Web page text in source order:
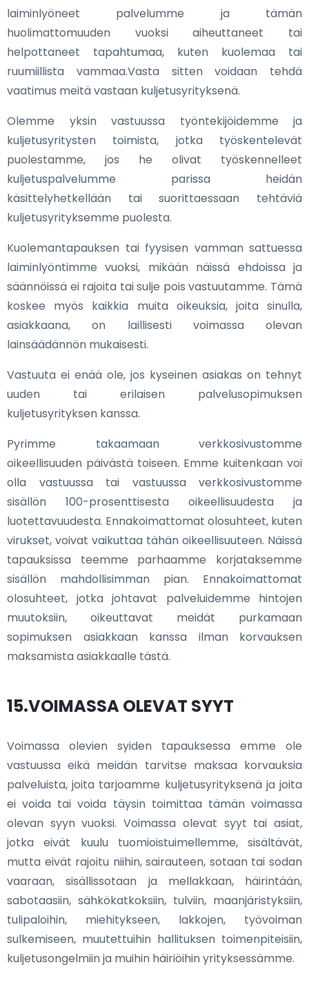
laiminlyöneet palvelumme ja tämän
huolimattomuuden vuoksi aiheuttaneet tai
helpottaneet tapahtumaa, kuten kuolemaa tai
ruumiillista vammaa.Vasta sitten voidaan tehdä
vaatimus meitä vastaan kuljetusyrityksenä.
Olemme yksin vastuussa työntekijöidemme ja
kuljetusyritysten toimista, jotka työskentelevät
puolestamme, jos he olivat työskennelleet
kuljetuspalvelumme parissa heidän
käsittelyhetkellään tai suorittaessaan tehtäviä
kuljetusyrityksemme puolesta.
Kuolemantapauksen tai fyysisen vamman sattuessa
laiminlyöntimme vuoksi, mikään näissä ehdoissa ja
säännöissä ei rajoita tai sulje pois vastuutamme. Tämä
koskee myös kaikkia muita oikeuksia, joita sinulla,
asiakkaana, on laillisesti voimassa olevan
lainsäädännön mukaisesti.
Vastuuta ei enää ole, jos kyseinen asiakas on tehnyt
uuden tai erilaisen palvelusopimuksen
kuljetusyrityksen kanssa.
Pyrimme takaamaan verkkosivustomme
oikeellisuuden päivästä toiseen. Emme kuitenkaan voi
olla vastuussa tai vastuussa verkkosivustomme
sisällön 100-prosenttisesta oikeellisuudesta ja
luotettavuudesta. Ennakoimattomat olosuhteet, kuten
virukset, voivat vaikuttaa tähän oikeellisuuteen. Näissä
tapauksissa teemme parhaamme korjataksemme
sisällön mahdollisimman pian. Ennakoimattomat
olosuhteet, jotka johtavat palveluidemme hintojen
muutoksiin, oikeuttavat meidät purkamaan
sopimuksen asiakkaan kanssa ilman korvauksen
maksamista asiakkaalle tästä.
15.VOIMASSA OLEVAT SYYT
Voimassa olevien syiden tapauksessa emme ole
vastuussa eikä meidän tarvitse maksaa korvauksia
palveluista, joita tarjoamme kuljetusyrityksenä ja joita
ei voida tai voida täysin toimittaa tämän voimassa
olevan syyn vuoksi. Voimassa olevat syyt tai asiat,
jotka eivät kuulu tuomioistuimellemme, sisältävät,
mutta eivät rajoitu niihin, sairauteen, sotaan tai sodan
vaaraan, sisällissotaan ja mellakkaan, häirintään,
sabotaasiin, sähkökatkoksiin, tulviin, maanjäristyksiin,
tulipaloihin, miehitykseen, lakkojen, työvoiman
sulkemiseen, muutettuihin hallituksen toimenpiteisiin,
kuljetusongelmiin ja muihin häiriöihin yrityksessämme.